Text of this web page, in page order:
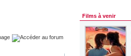
Films à venir